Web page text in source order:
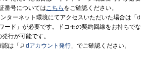
番号についてはこちら をご確認ください。
ターネット環境にてアクセスいただいた場合は「d
ード」が必要です。ドコモの契約回線をお持ちでな
行が可能です。
は「
dアカウント発行 」でご確認ください。